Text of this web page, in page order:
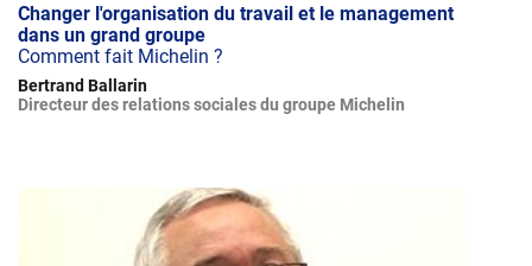
Changer l'organisation du travail et le management
dans un grand groupe
Comment fait Michelin ?
Bertrand Ballarin
Directeur des relations sociales du groupe Michelin